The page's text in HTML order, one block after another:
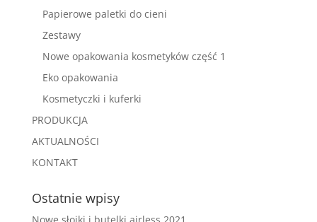
Papierowe paletki do cieni
Zestawy
Nowe opakowania kosmetyków część 1
Eko opakowania
Kosmetyczki i kuferki
PRODUKCJA
AKTUALNOŚCI
KONTAKT
Ostatnie wpisy